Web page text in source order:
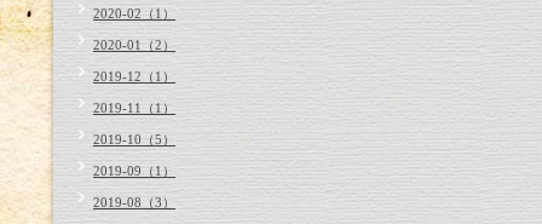
2020-02（1）
2020-01（2）
2019-12（1）
2019-11（1）
2019-10（5）
2019-09（1）
2019-08（3）